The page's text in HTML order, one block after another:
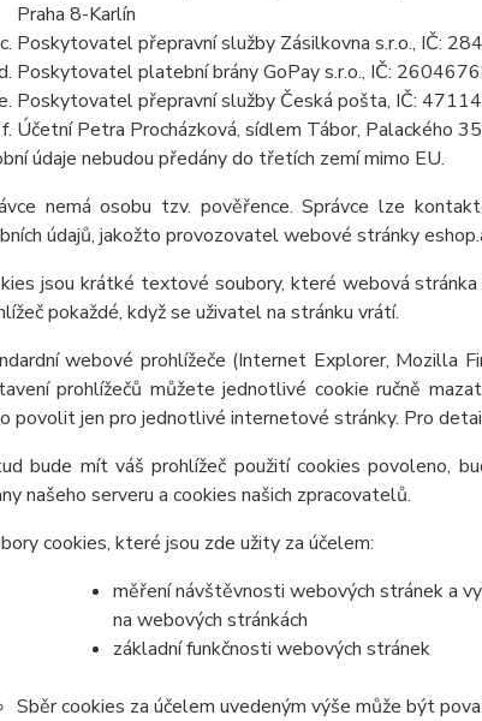
Praha 8-Karlín
Poskytovatel přepravní služby Zásilkovna s.r.o., IČ:
Poskytovatel platební brány GoPay s.r.o., IČ:
Poskytovatel přepravní služby Česká pošta, IČ:
Účetní Petra Procházková, sídlem Tábor, Palackého
údaje nebudou předány do třetích zemí mimo EU.
nemá osobu tzv. pověřence. Správce lze
údajů, jakožto provozovatel webové stránky
jsou krátké textové soubory, které webová
pokaždé, když se uživatel na stránku vrátí.
webové prohlížeče (Internet Explorer, Mozilla
prohlížečů můžete jednotlivé cookie ručně
povolit jen pro jednotlivé internetové stránky. Pro
bude mít váš prohlížeč použití cookies povoleno,
našeho serveru a cookies našich zpracovatelů.
cookies, které jsou zde užity za účelem:
měření návštěvnosti webových stránek a
na webových stránkách
základní funkčnosti webových stránek
Sběr cookies za účelem uvedeným výše může být